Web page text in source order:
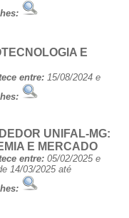
E
entre: 15/08/2024 e
UNIFAL-MG:
E MERCADO
entre: 05/02/2025 e
14/03/2025 até